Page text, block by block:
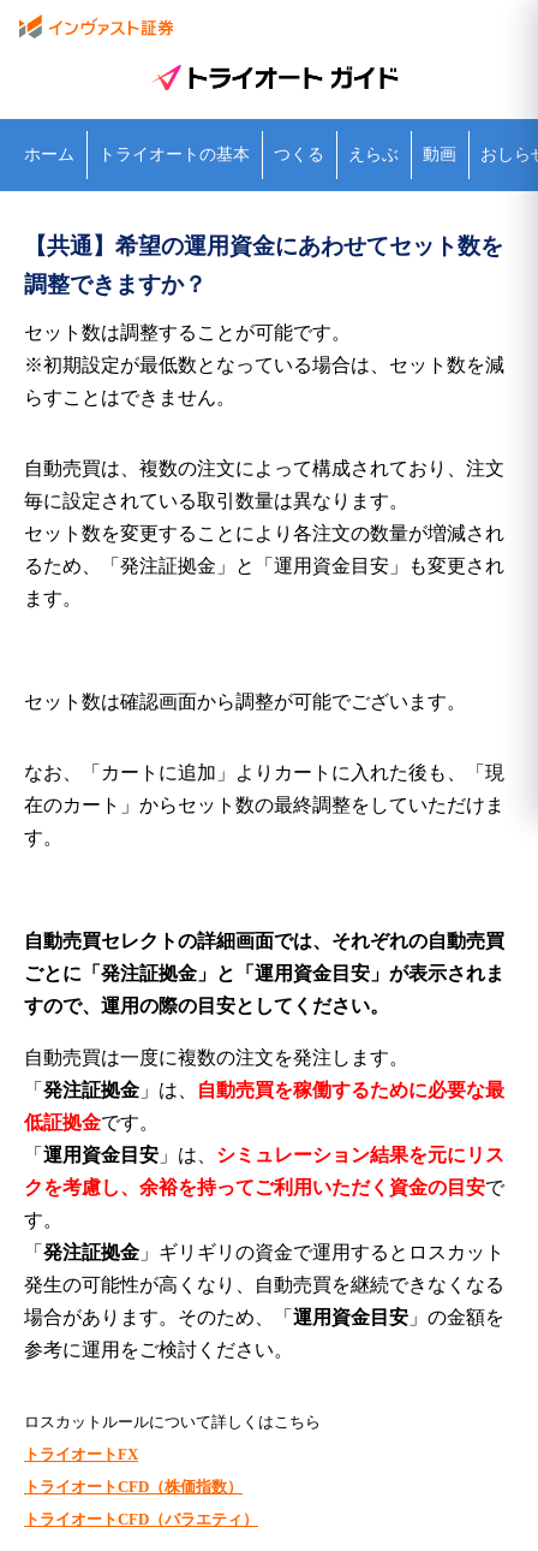
ホーム トライオートの基本 つくる えらぶ 動画 おしら
【共通】希望の運用資金にあわせてセット数を
調整できますか？
セット数は調整することが可能です。
※初期設定が最低数となっている場合は、セット数を減
らすことはできません。
自動売買は、複数の注文によって構成されており、注文
毎に設定されている取引数量は異なります。
セット数を変更することにより各注文の数量が増減され
るため、「発注証拠金」と「運用資金目安」も変更され
ます。
セット数は確認画面から調整が可能でございます。
なお、「カートに追加」よりカートに入れた後も、「現
在のカート」からセット数の最終調整をしていただけま
す。
自動売買セレクトの詳細画面では、それぞれの自動売買
ごとに 「発注証拠金」 と 「運用資金目安」 が表示されま
すので、運用の際の目安としてください。
自動売買は一度に複数の注文を発注します。
「 発注証拠金 」は、
自動売買を稼働するために必要な最
低証拠金です。
「 運用資金目安 」は、 シミュレーション結果を元にリス
クを考慮し、余裕を持ってご利用いただく資金の目安で
す。
「 発注証拠金 」ギリギリの資金で運用するとロスカット
発生の可能性が高くなり、自動売買を継続できなくなる
場合があります。そのため、「 運用資金目安 」の金額を
参考に運用をご検討ください。
ロスカットルールについて詳しくはこちら
トライオートFX
トライオートCFD（株価指数）
トライオートCFD（バラエティ）